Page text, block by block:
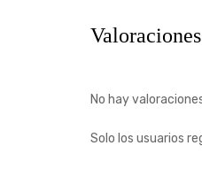
Valoraciones
No hay
Solo los usuarios